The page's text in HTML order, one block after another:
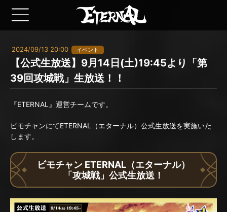
2024/09/13 20:00 イベント
【公式生放送】9月14日(土)19:45より「第
39回攻城戦」生放送！！
『ETERNAL』運営チームです。
ビモチャンにてETERNAL（エターナル）公式生放送を実施いた
します。
ビモチャン ETERNAL（エターナル）
「攻城戦」公式生放送！